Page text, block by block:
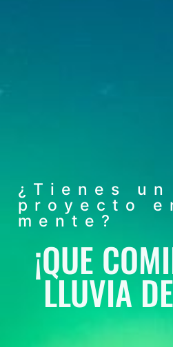
¿Tienes un
proyecto
mente?
¡QUE
LLUVIA